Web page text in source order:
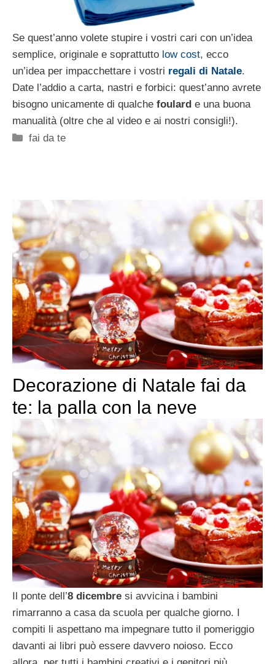
Se quest’anno volete stupire i vostri cari con un’idea
semplice, originale e soprattutto low cost, ecco
un’idea per impacchettare i vostri regali di Natale.
Date l’addio a carta, nastri e forbici: quest’anno avrete
bisogno unicamente di qualche foulard e una buona
manualità (oltre che al video e ai nostri consigli!).
Categorie
fai da te
Decorazione di Natale fai da
te: la palla con la neve
Il ponte dell’8 dicembre si avvicina i bambini
rimarranno a casa da scuola per qualche giorno. I
compiti li aspettano ma impegnare tutto il pomeriggio
davanti ai libri può essere davvero noioso. Ecco